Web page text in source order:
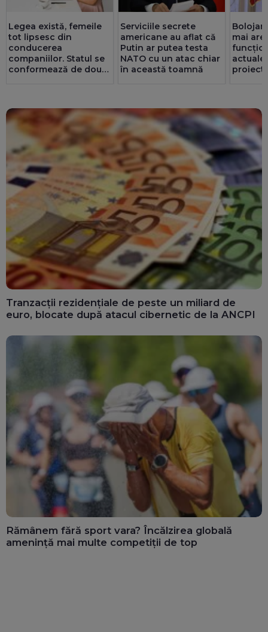
Legea există, femeile
tot lipsesc din
conducerea
companiilor. Statul se
conformează de două
Serviciile secrete
americane au aflat că
Putin ar putea testa
NATO cu un atac chiar
în această toamnă
mai are
proiect
MW
Tranzacții rezidențiale de peste un miliard de
euro, blocate după atacul cibernetic de la ANCPI
Rămânem fără sport vara? Încălzirea globală
amenință mai multe competiții de top